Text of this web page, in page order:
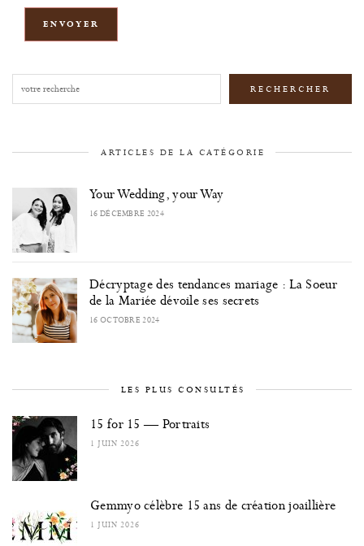
Rechercher RECHERCHER
ARTICLES DE LA CATÉGORIE
Your Wedding, your Way
16 DÉCEMBRE 2024
Décryptage des tendances mariage : La Soeur
de la Mariée dévoile ses secrets
16 OCTOBRE 2024
LES PLUS CONSULTÉS
15 for 15 — Portraits
1 JUIN 2026
Gemmyo célèbre 15 ans de création joaillière
1 JUIN 2026